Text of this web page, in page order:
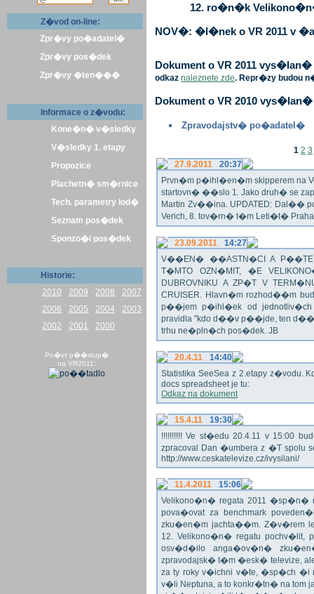
Z�vod on-line:
Zpr�vy po�adatel�
Zpr�vy pos�dek
Zpr�vy �ten���
Informace o z�vodu:
Kone�n� v�sledky
V�sledky 1. etapy
Propozice
Plachetn� sm�rnice
Tech. parametry lod�
Seznam pos�dek
Sponzo�i pos�dek
Historie:
2010
2009 2008
2007
2006
2005 2004
2003
2002
2001 2000
Po�et p��stup�
na VR2011:
12. ro�n�k
NOV�: �l�nek o VR 2011 v
Dokument o VR 2011
odkaz naleznete zde. Repr�zy budou
Dokument o VR 2010
Zpravodajstv� po�adatel�
1 2 3
27.9.2011
20:37
Prvn�m p�ihl�en�m skipperem na
startovn� ��slo 1. Jako druh� se
Martin Zv��ina. UPDATED: Dal��
Verich, 8. tov�rn� t�m Leti�t� Praha
23.09.2011
14:27
V��EN� ��ASTN�CI A
T�MTO OZN�MIT, �E
DUBROVNIKU A ZP�T V
CRUISER. Hlavn�m rozhod��m
p��jem p�ihl�ek od
pravidla "kdo d��v p��jde, ten
trhu ne�pln�ch pos�dek. JB
20.4.11
14:40
Statistika SeeSea z 2.etapy z�vodu.
docs spreadsheet je tu:
Odkaz na dokument
15.4.11
19:30
!!!!!!!!!! Ve st�edu 20.4.11 v 15:00
zpracoval Dan �umbera z �T spolu
http://www.ceskatelevize.cz/ivysilani/
11.4.2011
15:06
Velikono�n� regata 2011 �sp�n�
pova�ovat za benchmark
zku�en�m jachta��m. Z�v�rem
12. Velikono�n� regatu
osv�d�ilo anga�ov�n�
zpravodajsk� t�m �esk� televize,
za ty roky v�ichni v�te, �sp�ch
v�li Neptuna, a to konkr�tn� na tom